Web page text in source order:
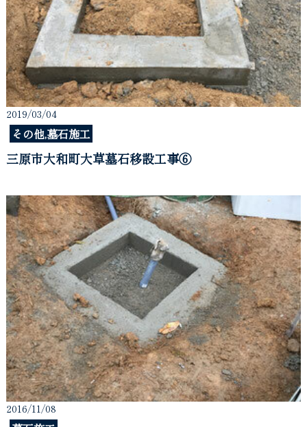
2019/03/04
その他,墓石施工
三原市大和町大草墓石移設工事⑥
2016/11/08